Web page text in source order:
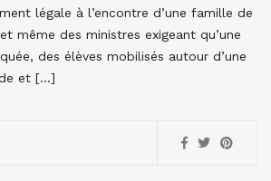
légale à l’encontre d’une famille de
même des ministres exigeant qu’une
des élèves mobilisés autour d’une
et […]